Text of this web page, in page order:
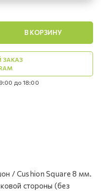
В КОРЗИНУ
ЗАКАЗ
до 18:00
/ Cushion Square 8 мм.
стороны (без